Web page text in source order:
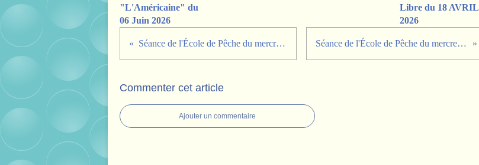
"L'Américaine" du
06 Juin 2026
Libre du 18 AVRIL
2026
Séance de l'École de Pêche du mercredi 4 Octobre 2023. Séance de l'École de Pêche du mercredi 18 Octobre 2023.
Commenter cet article
Ajouter un commentaire